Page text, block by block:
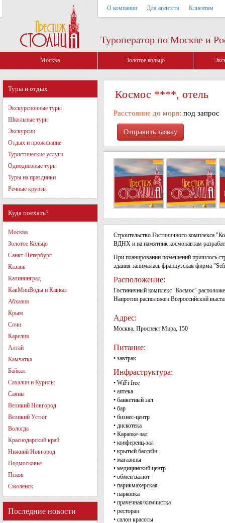
О компании Для агентств Клиентам
Туроператор по Москве и
Москва Золотое кольцо
Туры и отдых
Экскурсионные туры
Школьные туры
Экскурсии
Отдых и проживание
Туристические услуги
Однодневные туры
Туры на праздники
Речные круизы
Куда поехать?
Москва
Золотое Кольцо
Санкт-Петербург
Казань
Калининград
КавМинВоды и Кавказ
Абхазия
Крым
Сочи
Карелия
Алтай
Камчатка
Байкал
Сахалин и Курилы
Саяны
Великий Новгород
Великий Устюг
Вологда
Краснодарский край
Нижний Новгород
Подмосковье
Псков
Смоленск
Последние новости
Космос ****, отель
Расстояние до моря: под запрос
Строительство Гостиничного комплекса
ВДНХ и на памятник космонавтам
При планировании помещений пришлось
здания занималась французская фирма
Расположение:
Гостиничный комплекс "Космос"
Напротив расположен Всероссийский
Адрес:
Москва, Проспект Мира, 150
Питание:
• завтрак
Инфраструктура:
• WiFi free
• аптека
• банкетный зал
• бар
• бизнес-центр
• дискотека
• Караоке-зал
• конференц-зал
• крытый бассейн
• магазины
• медицинский центр
• обмен валют
• парикмахерская
• парковка
• прачечная/химчистка
• ресторан
• салон красоты